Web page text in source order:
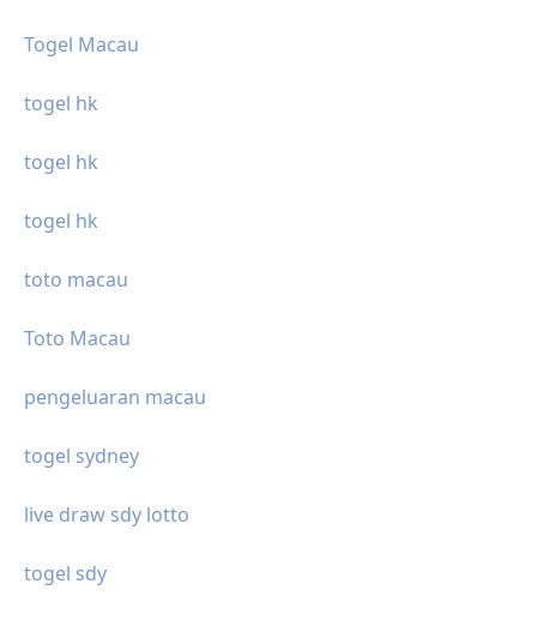
Togel Macau
togel hk
togel hk
togel hk
toto macau
Toto Macau
pengeluaran macau
togel sydney
live draw sdy lotto
togel sdy